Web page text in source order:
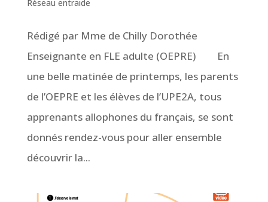
Réseau entraide
Rédigé par Mme de Chilly Dorothée
Enseignante en FLE adulte (OEPRE) En
une belle matinée de printemps, les parents
de l’OEPRE et les élèves de l’UPE2A, tous
apprenants allophones du français, se sont
donnés rendez-vous pour aller ensemble
découvrir la...